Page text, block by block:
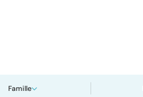
Famille